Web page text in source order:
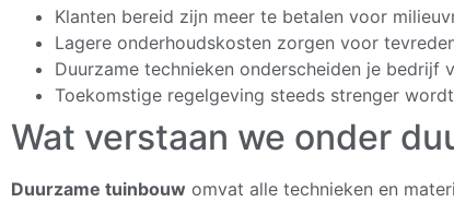
Klanten bereid zijn meer te betalen voor
Lagere onderhoudskosten zorgen voor
Duurzame technieken onderscheiden je bedrijf
Toekomstige regelgeving steeds strenger wordt
Wat verstaan we onder
Duurzame tuinbouw omvat alle technieken en